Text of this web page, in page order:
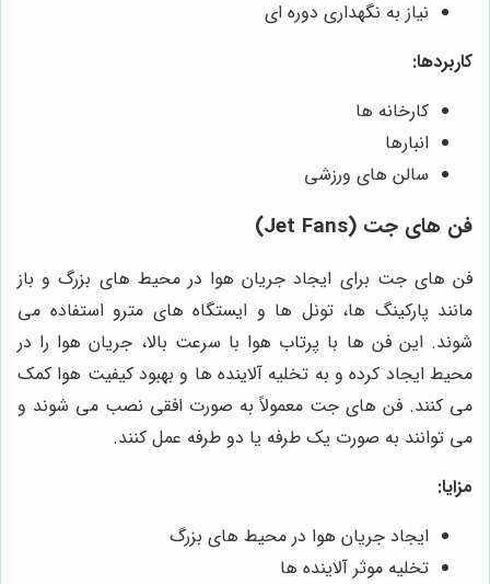
نیاز به نگهداری دوره ای
کاربردها:
کارخانه ها
انبارها
سالن های ورزشی
فن های جت (Jet Fans)
فن های جت برای ایجاد جریان هوا در محیط های بزرگ و باز
مانند پارکینگ ها، تونل ها و ایستگاه های مترو استفاده می
شوند. این فن ها با پرتاب هوا با سرعت بالا، جریان هوا را در
محیط ایجاد کرده و به تخلیه آلاینده ها و بهبود کیفیت هوا کمک
می کنند. فن های جت معمولاً به صورت افقی نصب می شوند و
می توانند به صورت یک طرفه یا دو طرفه عمل کنند.
مزایا:
ایجاد جریان هوا در محیط های بزرگ
تخلیه موثر آلاینده ها